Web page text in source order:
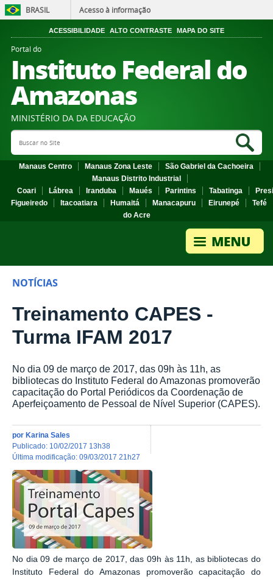
BRASIL Acesso à informação
ACESSIBILIDADE ALTO CONTRASTE MAPA DO SITE
Portal do
Instituto Federal do
Amazonas
MINISTÉRIO DA DA EDUCAÇÃO
Search Site
Manaus Centro Manaus Zona Leste
São Gabriel da Cachoeira
Manaus Distrito Industrial
Coari
Lábrea Iranduba Maués Parintins Tabatinga
Figueiredo
Itacoatiara Humaitá Manacapuru Eirunepé
Tefé
do Acre
NOTÍCIAS
Treinamento CAPES -
Turma IFAM 2017
No dia 09 de março de 2017, das 09h às 11h, as
bibliotecas do Instituto Federal do Amazonas promoverão
capacitação do Portal Periódicos da Coordenação de
Aperfeiçoamento de Pessoal de Nível Superior (CAPES).
por Karina Sales
publicado: 10/02/2017 13h38
última modificação: 09/03/2017 21h27
No dia 09 de março de 2017, das 09h às 11h, as bibliotecas do
Instituto Federal do Amazonas promoverão capacitação do